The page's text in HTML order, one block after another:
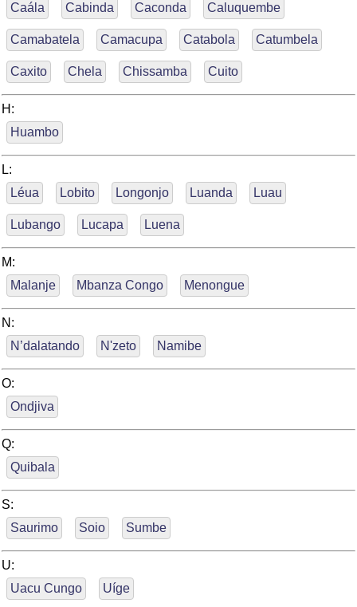
Caála
Cabinda Caconda Caluquembe
Camabatela Camacupa Catabola Catumbela
Caxito Chela Chissamba Cuito
H:
Huambo
L:
Léua
Lobito Longonjo Luanda Luau
Lubango Lucapa Luena
M:
Malanje
Mbanza Congo Menongue
N:
N’dalatando
N'zeto Namibe
O:
Ondjiva
Q:
Quibala
S:
Saurimo
Soio Sumbe
U:
Uacu Cungo
Uíge